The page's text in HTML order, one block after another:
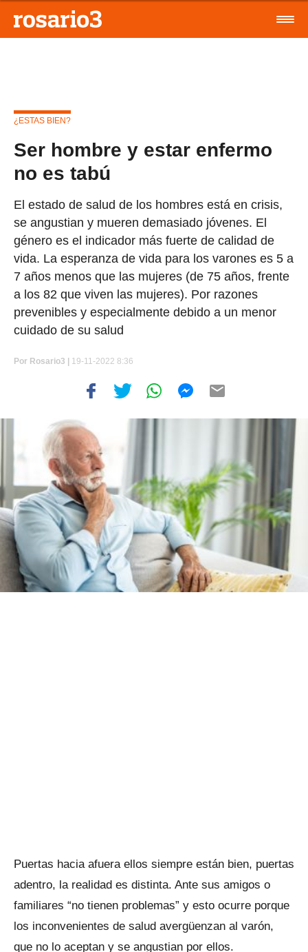
¿ESTAS BIEN?
Ser hombre y estar enfermo
no es tabú
El estado de salud de los hombres está en crisis,
se angustian y mueren demasiado jóvenes. El
género es el indicador más fuerte de calidad de
vida. La esperanza de vida para los varones es 5 a
7 años menos que las mujeres (de 75 años, frente
a los 82 que viven las mujeres). Por razones
prevenibles y especialmente debido a un menor
cuidado de su salud
Por Rosario3 | 19-11-2022 8:36
Puertas hacia afuera ellos siempre están bien, puertas
adentro, la realidad es distinta. Ante sus amigos o
familiares “no tienen problemas” y esto ocurre porque
los inconvenientes de salud avergüenzan al varón,
que no lo aceptan y se angustian por ellos.